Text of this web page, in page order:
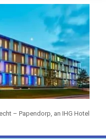
– Papendorp, an IHG Hotel